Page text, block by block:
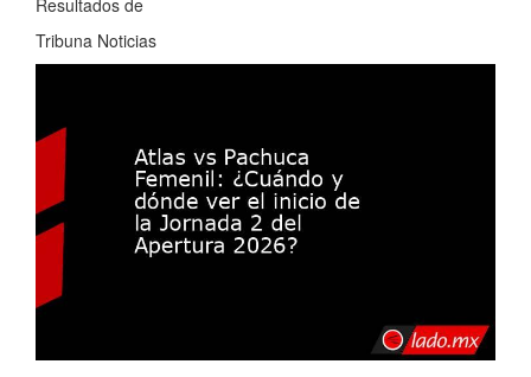
Resultados de
Tribuna Noticias